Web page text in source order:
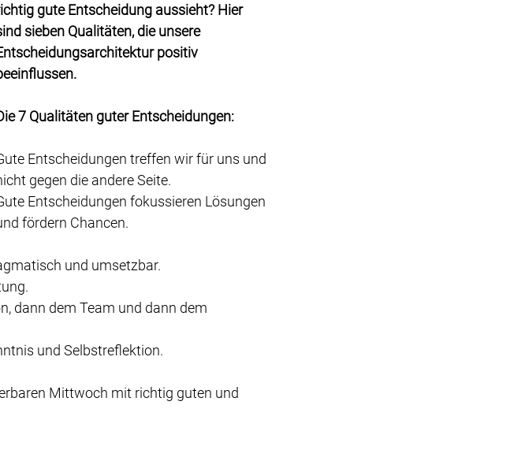
gute Entscheidung aussieht? Hier
sieben Qualitäten, die unsere
positiv
7 Qualitäten guter Entscheidungen:
Entscheidungen treffen wir für uns und
gegen die andere Seite.
Entscheidungen fokussieren Lösungen
fördern Chancen.
und umsetzbar.
dann dem Team und dann dem
und Selbstreflektion.
Mittwoch mit richtig guten und